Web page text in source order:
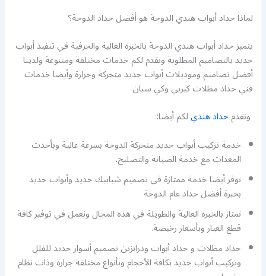
لماذا حداد أبواب هندي الدوحة هو أفضل حداد الدوحة؟
يتميز حداد أبواب هندي الدوحة بالخبرة العالية والحرفية في تنفيذ أبواب
حديد بالتصاميم المطلوبة ونقدم لكم خدمات مختلفة ومتنوعة ولدينا
أفضل تصاميم وموديلات أبواب حديد متحركة وجرارة وأيضا خدمات
فني حداد مظلات كيربي وكي سبان
ونقدمحداد هنديلكم أيضا:
خدمة تركيب أبواب حديد متحركة الدوحة بسرعة عالية وبأحدث
المعدات مع خدمة الصيانة والتصليح.
نوفر أيضا خدمة ممتازة في تصميم شبابيك حديد وأبواب حديد
بخبرة أفضل حداد عام الدوحة
نمتاز بالخبرة العالية والطويلة في هذه المجال ونعمل في توفير كافة
قطع الغيار وبأسعار رخيصة.
حداد مظلات و حداد أبواب ودرابزين تصميم أسوار حديد للفلل
وتركيب أبواب حديد بكافة الأحجام وبأنواع مختلفة جرارة وذات نظام